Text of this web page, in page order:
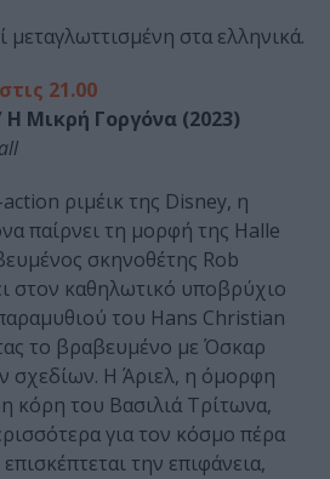
μεταγλωττισμένη στα ελληνικά.
21.00
Μικρή Γοργόνα (2023)
ριμέικ της Disney, η
παίρνει τη μορφή της Halle
σκηνοθέτης Rob
στον καθηλωτικό υποβρύχιο
του Hans Christian
το βραβευμένο με Όσκαρ
σχεδίων. H Άριελ, η όμορφη
κόρη του Βασιλιά Τρίτωνα,
για τον κόσμο πέρα
την επιφάνεια,